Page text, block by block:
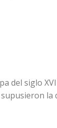
del siglo